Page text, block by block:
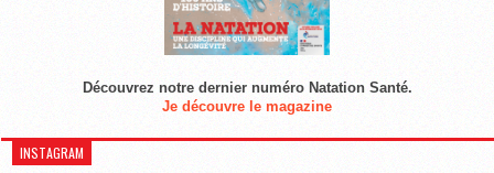
Découvrez notre dernier numéro Natation Santé.
Je découvre le magazine
INSTAGRAM